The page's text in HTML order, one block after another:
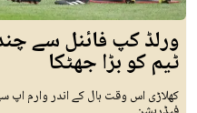
ورلڈ کپ فائنل سے
ٹیم کو بڑا جھٹکا
کھلاڑی اس وقت ہال کے اندر وارم اپ